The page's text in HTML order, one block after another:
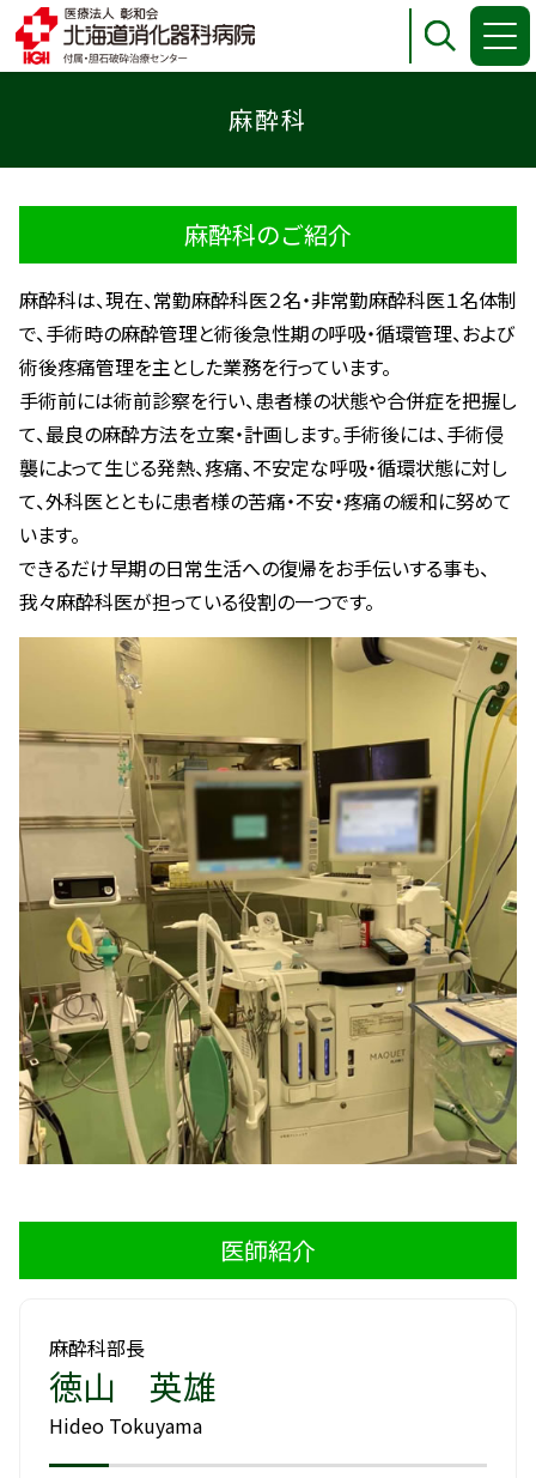
麻酔科
麻酔科のご紹介
麻酔科は、現在、常勤麻酔科医２名・非常勤麻酔科医１名体制
で、手術時の麻酔管理と術後急性期の呼吸・循環管理、および
術後疼痛管理を主とした業務を行っています。
手術前には術前診察を行い、患者様の状態や合併症を把握し
て、最良の麻酔方法を立案・計画します。手術後には、手術侵
襲によって生じる発熱、疼痛、不安定な呼吸・循環状態に対し
て、外科医とともに患者様の苦痛・不安・疼痛の緩和に努めて
います。
できるだけ早期の日常生活への復帰をお手伝いする事も、
我々麻酔科医が担っている役割の一つです。
医師紹介
麻酔科部長
徳山 英雄
Hideo Tokuyama